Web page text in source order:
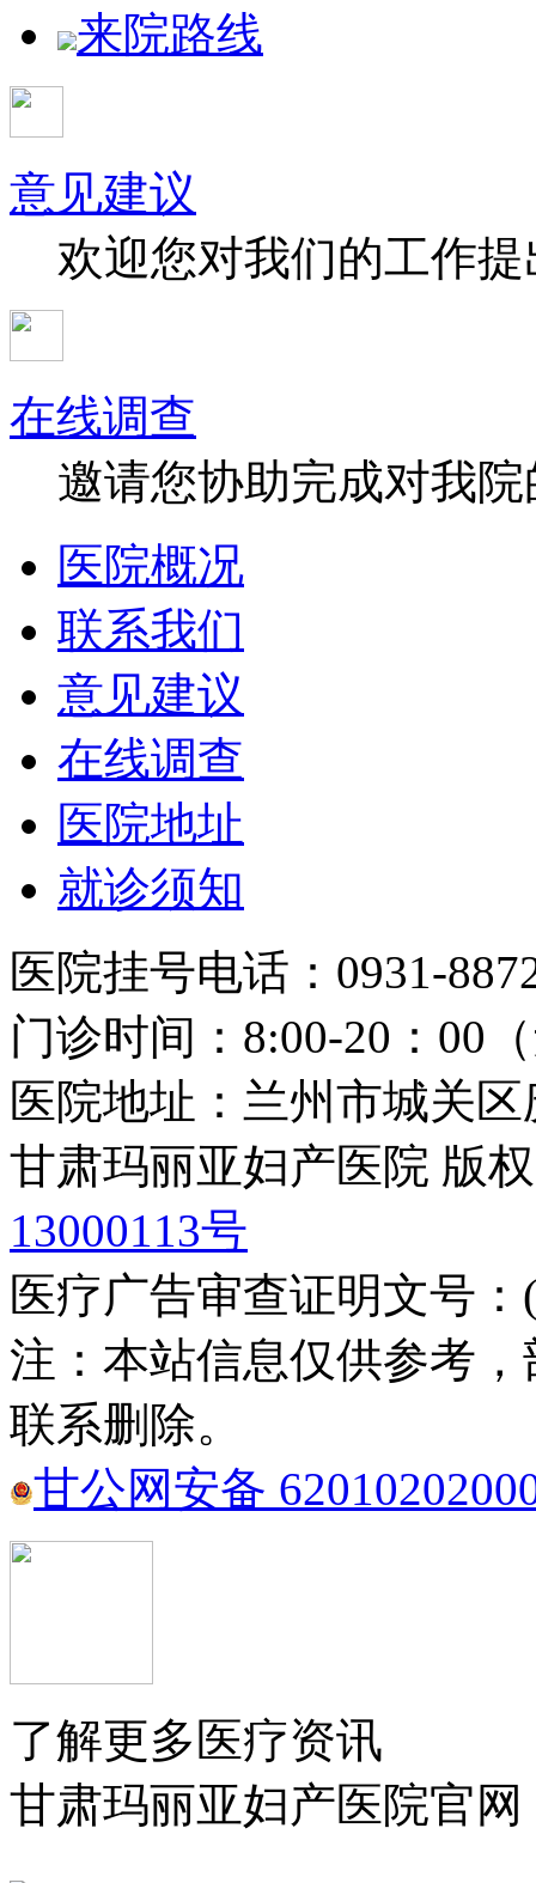
来院路线
意见建议
欢迎您对我们的工作
在线调查
邀请您协助完成对我
医院概况
联系我们
意见建议
在线调查
医院地址
就诊须知
医院挂号电话：0931-
门诊时间：8:00-20：00
医院地址：兰州市城关
甘肃玛丽亚妇产医院 版
13000113号
医疗广告审查证明文号
注：本站信息仅供参考
联系删除。
甘公网安备
了解更多医疗资讯
甘肃玛丽亚妇产医院官网